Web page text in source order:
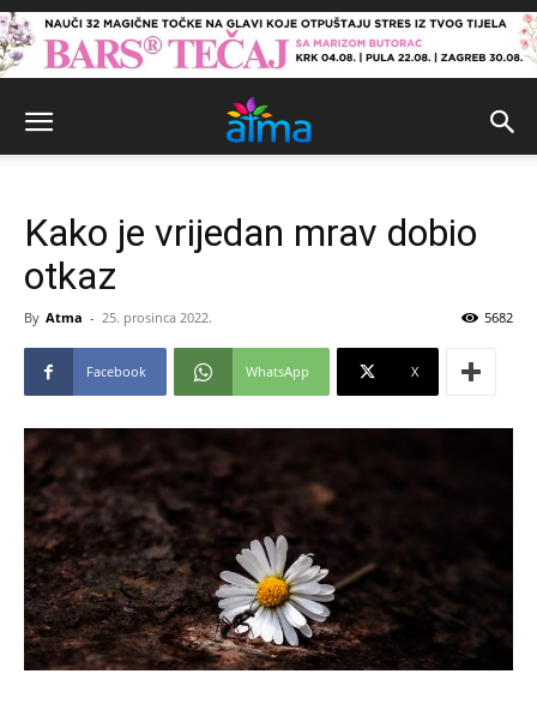
Kako je vrijedan mrav dobio
otkaz
By Atma - 25. prosinca 2022. 5682
Facebook WhatsApp X